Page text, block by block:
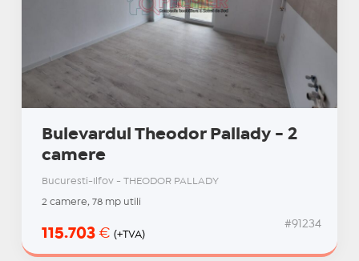
Bulevardul Theodor Pallady - 2
camere
Bucuresti-Ilfov - THEODOR PALLADY
2 camere, 78 mp utili
115.703 € (+TVA)
#91234